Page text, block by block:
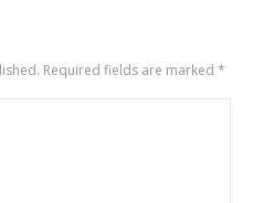
Required fields are marked *